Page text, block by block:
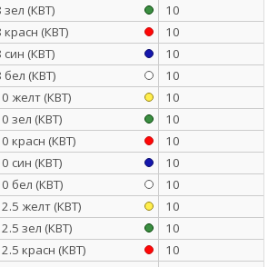
(КВТ) 10
(КВТ) 10
(КВТ) 10
(КВТ) 10
желт (КВТ) 10
зел (КВТ) 10
красн (КВТ) 10
син (КВТ) 10
бел (КВТ) 10
желт (КВТ) 10
зел (КВТ) 10
красн (КВТ) 10